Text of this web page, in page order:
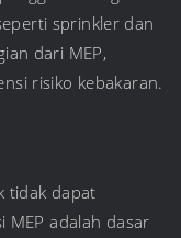
sprinkler dan
dari MEP,
risiko kebakaran.
tidak dapat
MEP adalah dasar